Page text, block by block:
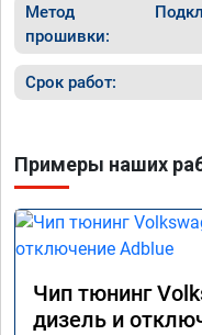
Метод
прошивки:
Срок работ:
Примеры наших
Чип тюнинг
дизель и